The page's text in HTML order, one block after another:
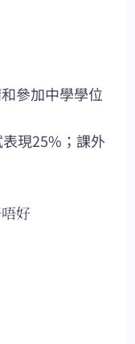
參加中學學位
現25%；課外
好